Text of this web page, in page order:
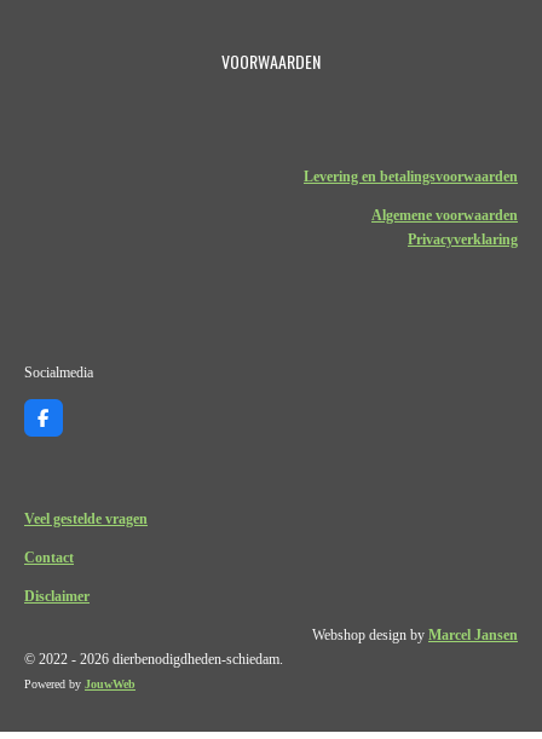
VOORWAARDEN
Levering en betalingsvoorwaarden
Algemene voorwaarden
Privacyverklaring
Socialmedia
F
a
o
Veel gestelde vragen
Contact
Disclaimer
Webshop design by Marcel Jansen
© 2022 - 2026 dierbenodigdheden-schiedam.
Powered by JouwWeb